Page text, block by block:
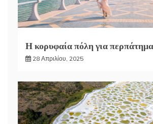
Η κορυφαία πόλη για
28 Απριλίου, 2025